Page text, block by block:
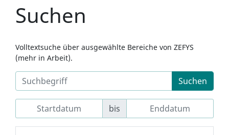
Suchen
Volltextsuche über ausgewählte Bereiche von ZEFYS
(mehr in Arbeit).
Suchen
bis